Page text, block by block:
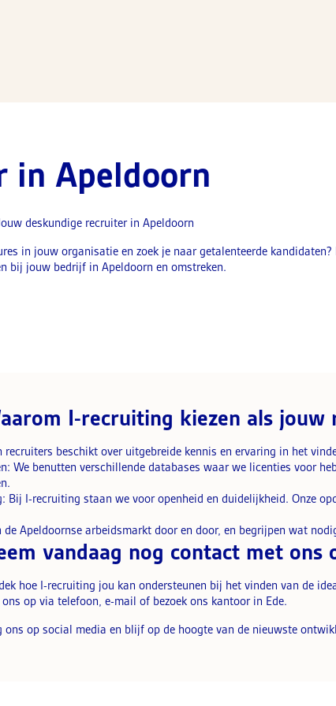
in Apeldoorn
deskundige recruiter in Apeldoorn
in jouw organisatie en zoek je naar getalenteerde
bij jouw bedrijf in Apeldoorn en omstreken.
I-recruiting kiezen als jouw
recruiters beschikt over uitgebreide kennis en ervaring in het
We benutten verschillende databases waar we licenties voor
Bij I-recruiting staan we voor openheid en duidelijkheid. Onze
de Apeldoornse arbeidsmarkt door en door, en begrijpen wat
vandaag nog contact met ons
hoe I-recruiting jou kan ondersteunen bij het vinden van de
ons op via telefoon, e-mail of bezoek ons kantoor in Ede.
ons op social media en blijf op de hoogte van de nieuwste